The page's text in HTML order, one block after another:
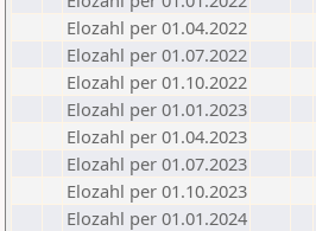
Elozahl per 01.04.2022
Elozahl per 01.07.2022
Elozahl per 01.10.2022
Elozahl per 01.01.2023
Elozahl per 01.04.2023
Elozahl per 01.07.2023
Elozahl per 01.10.2023
Elozahl per 01.01.2024